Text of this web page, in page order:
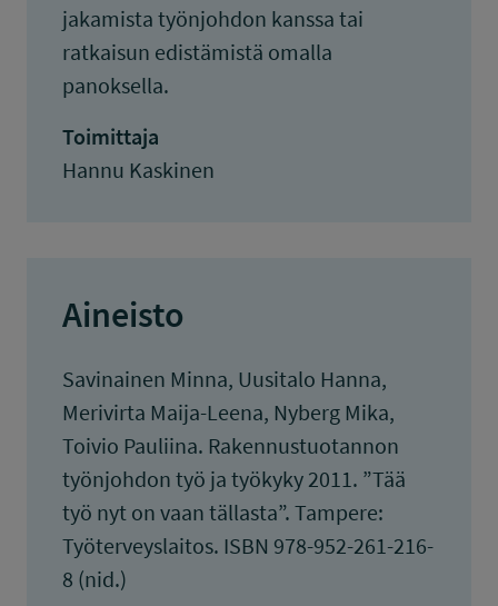
jakamista työnjohdon kanssa tai
ratkaisun edistämistä omalla
panoksella.
Toimittaja
Hannu Kaskinen
Aineisto
Savinainen Minna, Uusitalo Hanna,
Merivirta Maija-Leena, Nyberg Mika,
Toivio Pauliina. Rakennustuotannon
työnjohdon työ ja työkyky 2011. ”Tää
työ nyt on vaan tällasta”. Tampere:
Työterveyslaitos. ISBN 978-952-261-216-
8 (nid.)